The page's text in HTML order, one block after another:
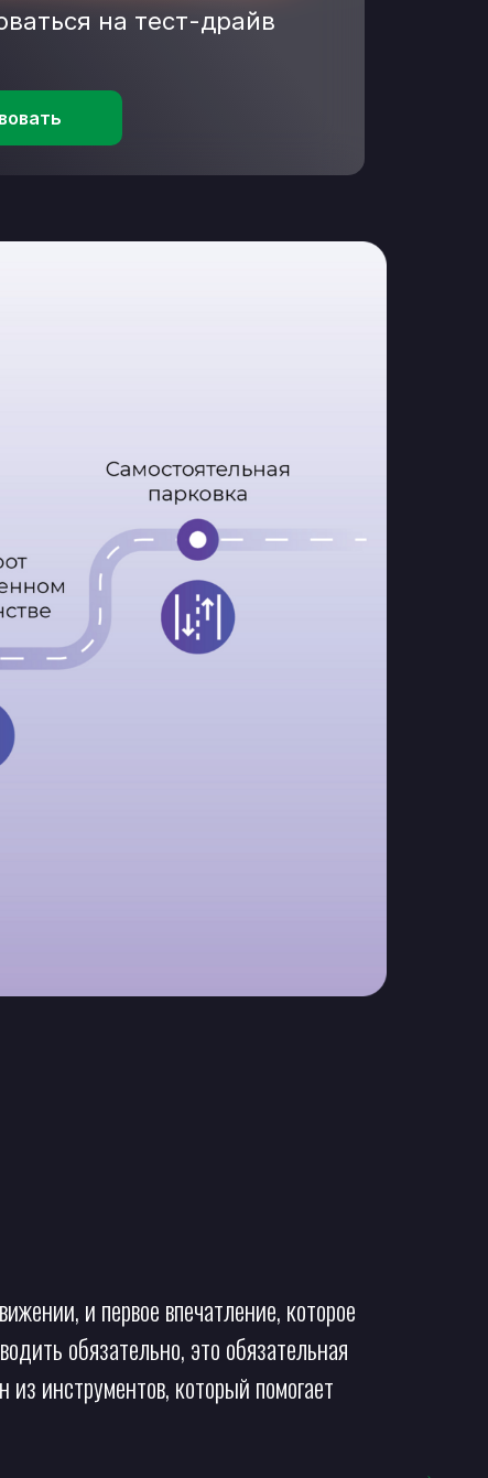
на тест-драйв
и первое впечатление, которое
обязательно, это обязательная
инструментов, который помогает